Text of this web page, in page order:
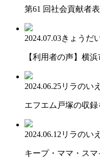
第61 回社会貢献者
2024.07.03きょうだ
【利用者の声】横
2024.06.25リラのいえ
エフエム戸塚の収録
2024.06.12 リラのいえ
キープ・ママ・ス